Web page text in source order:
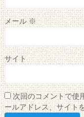
メール※
サイト
次回のコメントで使
ールアドレス、サイト